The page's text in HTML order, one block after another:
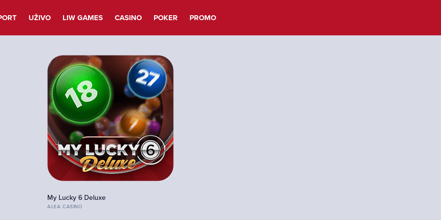
UŽIVO LIW GAMES CASINO POKER PROMO
My Lucky 6 Deluxe
ALEA CASINO